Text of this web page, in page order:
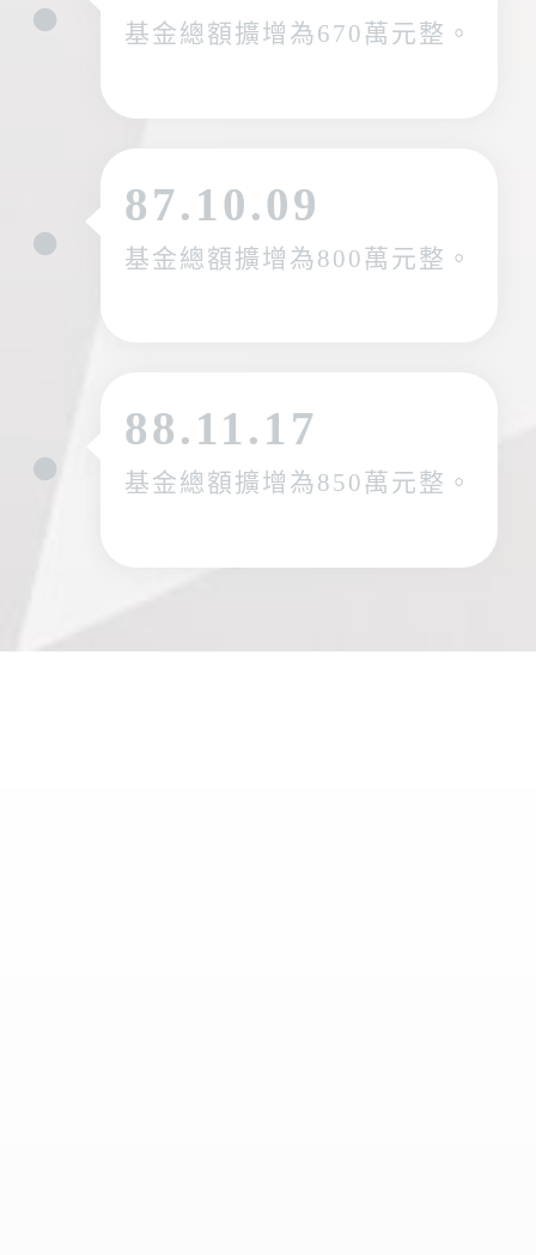
基金總額擴增為670萬元整。
87.10.09
基金總額擴增為800萬元整。
88.11.17
基金總額擴增為850萬元整。